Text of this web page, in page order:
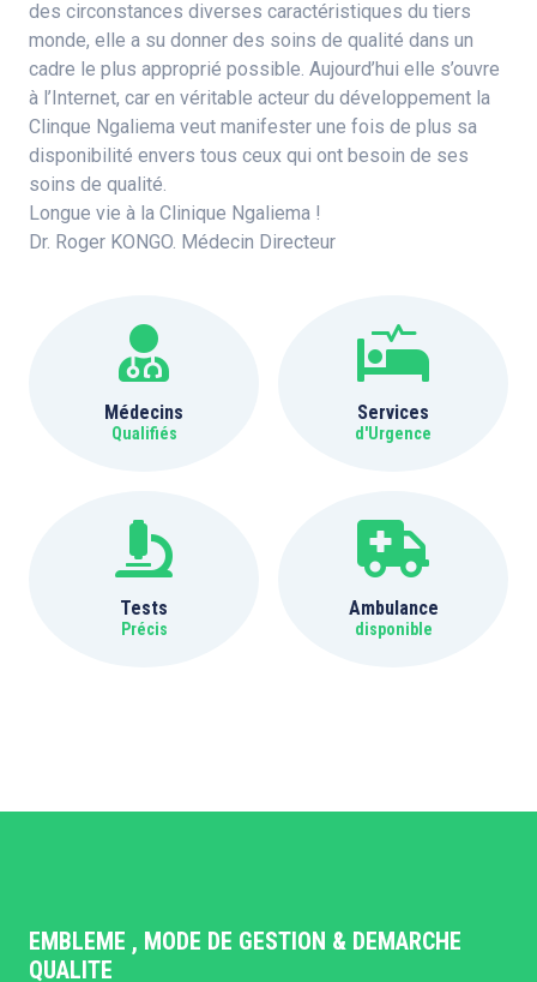
des circonstances diverses caractéristiques du tiers
monde, elle a su donner des soins de qualité dans un
cadre le plus approprié possible. Aujourd’hui elle s’ouvre
à l’Internet, car en véritable acteur du développement la
Clinque Ngaliema veut manifester une fois de plus sa
disponibilité envers tous ceux qui ont besoin de ses
soins de qualité.
Longue vie à la Clinique Ngaliema !
Dr. Roger KONGO. Médecin Directeur
Médecins
Qualifiés
Services
d'Urgence
Tests
Précis
Ambulance
disponible
EMBLEME , MODE DE GESTION & DEMARCHE
QUALITE